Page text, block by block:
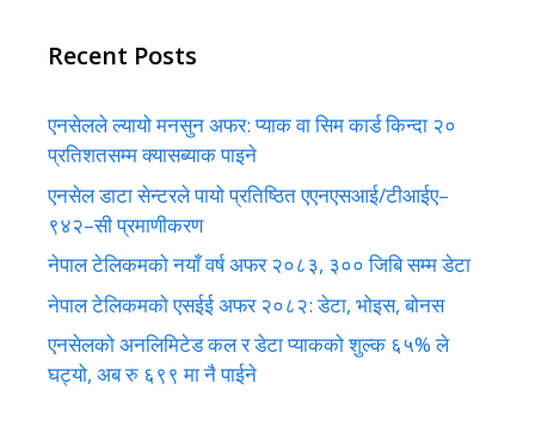
Recent Posts
एनसेलले ल्यायो मनसुन अफर: प्याक वा सिम कार्ड किन्दा २०
प्रतिशतसम्म क्यासब्याक पाइने
एनसेल डाटा सेन्टरले पायो प्रतिष्ठित एएनएसआई/टीआईए–
९४२–सी प्रमाणीकरण
नेपाल टेलिकमको नयाँ वर्ष अफर २०८३, ३०० जिबि सम्म डेटा
नेपाल टेलिकमको एसईई अफर २०८२: डेटा, भोइस, बोनस
एनसेलको अनलिमिटेड कल र डेटा प्याकको शुल्क ६५% ले
घट्यो, अब रु ६९९ मा नै पाईने